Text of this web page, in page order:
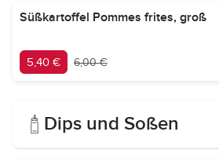
Süßkartoffel Pommes frites, groß
5,40 € 6,00 €
Dips und Soßen